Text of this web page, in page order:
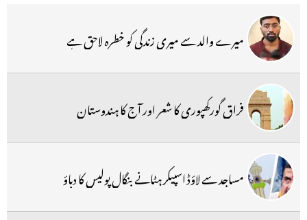
میرے والد سے میری زندگی کو خطرہ لاحق ہے
فراق گورکھپوری کا شعر اور آج کا ہندوستان
مساجد سے لاؤڈ اسپیکر ہٹانے بنگال پولیس کا دباؤ